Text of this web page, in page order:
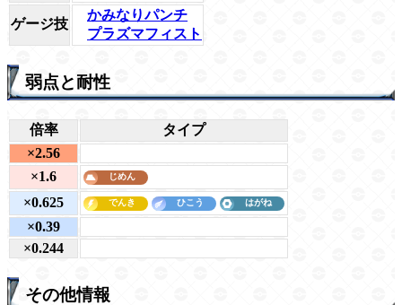
ゲージ技
かみなりパンチ
プラズマフィスト
弱点と耐性
倍率
タイプ
×2.56
×1.6
×0.625
×0.39
×0.244
その他情報